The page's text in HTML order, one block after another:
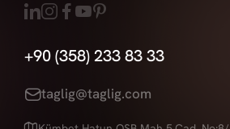
+90 (358) 233 83 33
taglig@taglig.com